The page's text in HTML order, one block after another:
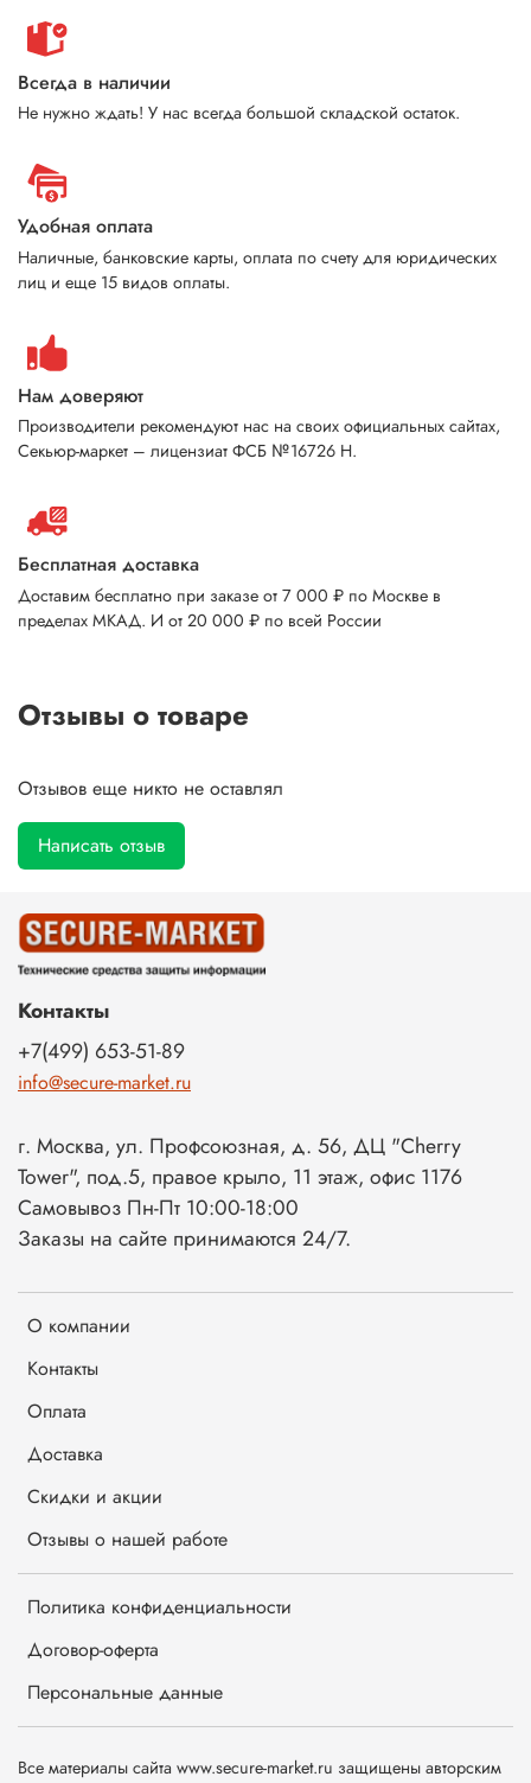
Всегда в наличии
Не нужно ждать! У нас всегда большой складской остаток.
Удобная оплата
Наличные, банковские карты, оплата по счету для юридических
лиц и еще 15 видов оплаты.
Нам доверяют
Производители рекомендуют нас на своих официальных сайтах,
Секьюр-маркет – лицензиат ФСБ №16726 Н.
Бесплатная доставка
Доставим бесплатно при заказе от 7 000 ₽ по Москве в
пределах МКАД. И от 20 000 ₽ по всей России
Отзывы о товаре
Отзывов еще никто не оставлял
Написать отзыв
О компании
Контакты
Оплата
Доставка
Скидки и акции
Отзывы о нашей работе
Политика конфиденциальности
Договор-оферта
Персональные данные
Контакты
+7(499) 653-51-89
info@secure-market.ru
г. Москва, ул. Профсоюзная, д. 56, ДЦ "Cherry
Tower", под.5, правое крыло, 11 этаж, офис 1176
Самовывоз Пн-Пт 10:00-18:00
Заказы на сайте принимаются 24/7.
Все материалы сайта www.secure-market.ru защищены авторским